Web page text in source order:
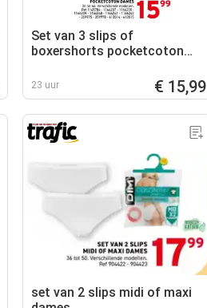
Set van 3 slips of
boxershorts pocketcoton
23 uur € 15,99
set van 2 slips midi of maxi